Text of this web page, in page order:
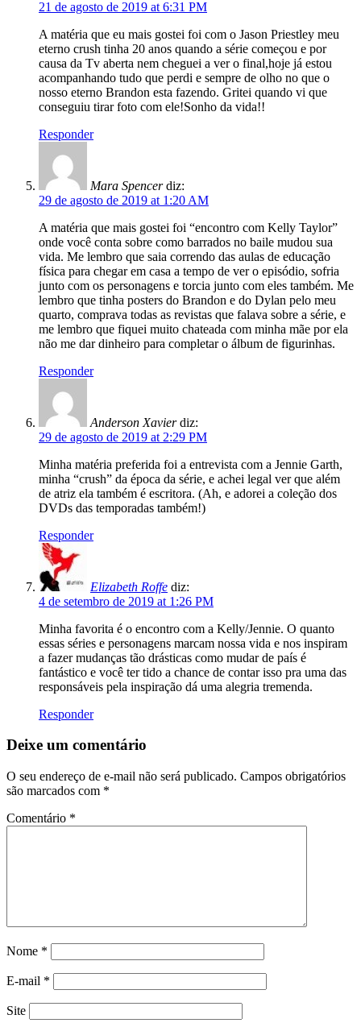
21 de agosto de 2019 at 6:31 PM
A matéria que eu mais gostei foi com o Jason Priestley meu
eterno crush tinha 20 anos quando a série começou e por
causa da Tv aberta nem cheguei a ver o final,hoje já estou
acompanhando tudo que perdi e sempre de olho no que o
nosso eterno Brandon esta fazendo. Gritei quando vi que
conseguiu tirar foto com ele!Sonho da vida!!
Responder
Mara Spencer diz:
29 de agosto de 2019 at 1:20 AM
A matéria que mais gostei foi “encontro com Kelly Taylor”
onde você conta sobre como barrados no baile mudou sua
vida. Me lembro que saia correndo das aulas de educação
física para chegar em casa a tempo de ver o episódio, sofria
junto com os personagens e torcia junto com eles também. Me
lembro que tinha posters do Brandon e do Dylan pelo meu
quarto, comprava todas as revistas que falava sobre a série, e
me lembro que fiquei muito chateada com minha mãe por ela
não me dar dinheiro para completar o álbum de figurinhas.
Responder
Anderson Xavier diz:
29 de agosto de 2019 at 2:29 PM
Minha matéria preferida foi a entrevista com a Jennie Garth,
minha “crush” da época da série, e achei legal ver que além
de atriz ela também é escritora. (Ah, e adorei a coleção dos
DVDs das temporadas também!)
Responder
Elizabeth Roffe diz:
4 de setembro de 2019 at 1:26 PM
Minha favorita é o encontro com a Kelly/Jennie. O quanto
essas séries e personagens marcam nossa vida e nos inspiram
a fazer mudanças tão drásticas como mudar de país é
fantástico e você ter tido a chance de contar isso pra uma das
responsáveis pela inspiração dá uma alegria tremenda.
Responder
Deixe um comentário
O seu endereço de e-mail não será publicado. Campos obrigatórios
são marcados com *
Comentário *
Nome *
E-mail *
Site